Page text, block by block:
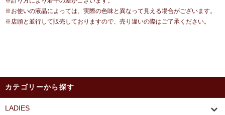
※お使いの液晶によっては、実際の色味と異なって見える場合がございます。
※店頭と並行して販売しておりますので、売り違いの際はご了承ください。
カテゴリーから探す
LADIES